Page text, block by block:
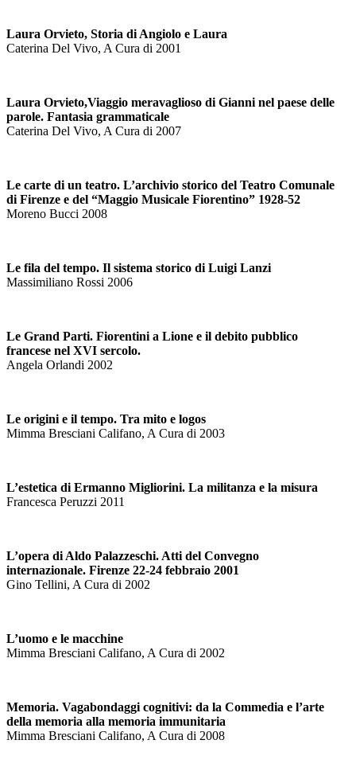
Laura Orvieto, Storia di Angiolo e Laura
Caterina Del Vivo, A Cura di 2001
Laura Orvieto,Viaggio meravaglioso di Gianni nel paese delle
parole. Fantasia grammaticale
Caterina Del Vivo, A Cura di 2007
Le carte di un teatro. L’archivio storico del Teatro Comunale
di Firenze e del “Maggio Musicale Fiorentino” 1928-52
Moreno Bucci 2008
Le fila del tempo. Il sistema storico di Luigi Lanzi
Massimiliano Rossi 2006
Le Grand Parti. Fiorentini a Lione e il debito pubblico
francese nel XVI sercolo.
Angela Orlandi 2002
Le origini e il tempo. Tra mito e logos
Mimma Bresciani Califano, A Cura di 2003
L’estetica di Ermanno Migliorini. La militanza e la misura
Francesca Peruzzi 2011
L’opera di Aldo Palazzeschi. Atti del Convegno
internazionale. Firenze 22-24 febbraio 2001
Gino Tellini, A Cura di 2002
L’uomo e le macchine
Mimma Bresciani Califano, A Cura di 2002
Memoria. Vagabondaggi cognitivi: da la Commedia e l’arte
della memoria alla memoria immunitaria
Mimma Bresciani Califano, A Cura di 2008